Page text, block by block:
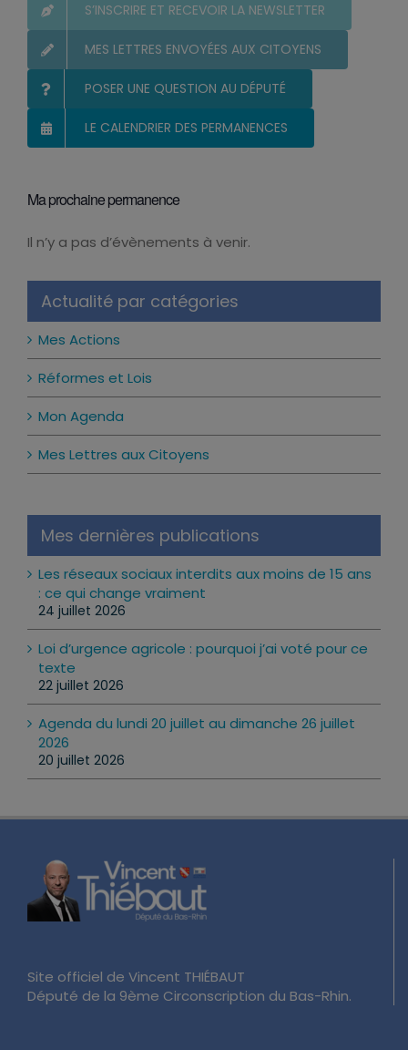
S’INSCRIRE ET RECEVOIR LA NEWSLETTER
MES LETTRES ENVOYÉES AUX CITOYENS
POSER UNE QUESTION AU DÉPUTÉ
LE CALENDRIER DES PERMANENCES
Ma prochaine permanence
Notice
Il n’y a pas d’évènements à venir.
Actualité par catégories
Mes Actions
Réformes et Lois
Mon Agenda
Mes Lettres aux Citoyens
Mes dernières publications
Les réseaux sociaux interdits aux moins de 15 ans
: ce qui change vraiment
24 juillet 2026
Loi d’urgence agricole : pourquoi j’ai voté pour ce
texte
22 juillet 2026
Agenda du lundi 20 juillet au dimanche 26 juillet
2026
20 juillet 2026
Site officiel de Vincent THIÉBAUT
Député de la 9ème Circonscription du Bas-Rhin.